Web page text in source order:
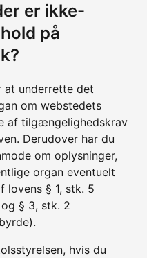
er ikke-
på
at underrette det
om webstedets
af tilgængelighedskrav
Derudover har du
om oplysninger,
organ eventuelt
lovens § 1, stk. 5
§ 3, stk. 2
hvis du